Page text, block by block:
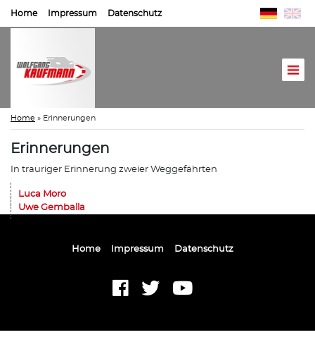
Home Impressum Datenschutz
Home » Erinnerungen
Erinnerungen
In trauriger Erinnerung zweier Weggefährten
Luca Moro
Uwe Gemballa
Home Impressum Datenschutz